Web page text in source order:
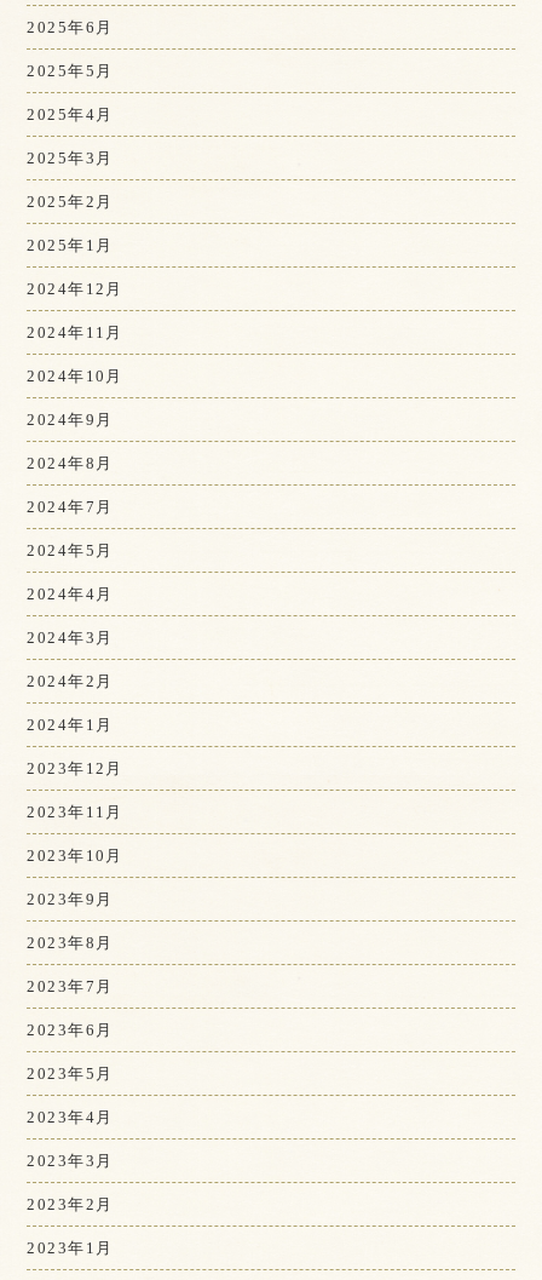
2025年6月
2025年5月
2025年4月
2025年3月
2025年2月
2025年1月
2024年12月
2024年11月
2024年10月
2024年9月
2024年8月
2024年7月
2024年5月
2024年4月
2024年3月
2024年2月
2024年1月
2023年12月
2023年11月
2023年10月
2023年9月
2023年8月
2023年7月
2023年6月
2023年5月
2023年4月
2023年3月
2023年2月
2023年1月